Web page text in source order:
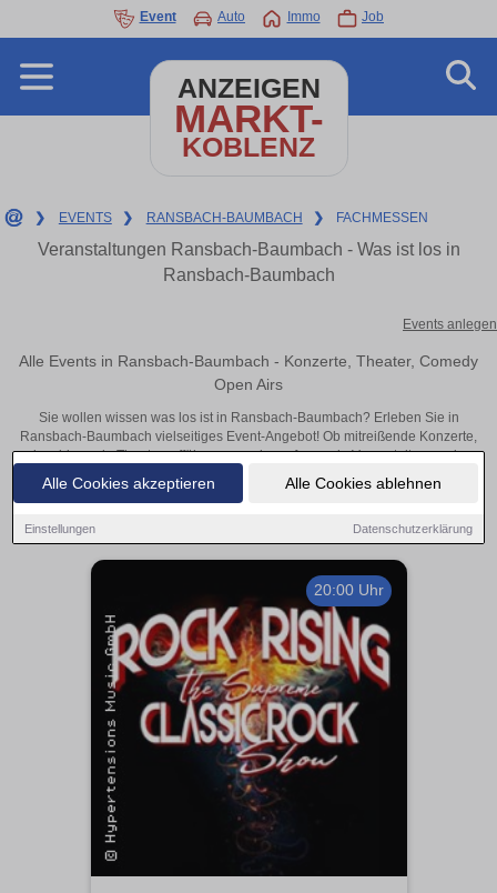
Alle Cookies akzeptieren Alle Cookies ablehnen
Einstellungen Datenschutzerklärung
Event Auto Immo Job
ANZEIGEN
MARKT-
KOBLENZ
❯ EVENTS ❯ RANSBACH-BAUMBACH ❯ FACHMESSEN
Veranstaltungen Ransbach-Baumbach - Was ist los in
Ransbach-Baumbach
Events anlegen
Alle Events in Ransbach-Baumbach - Konzerte, Theater, Comedy
Open Airs
Sie wollen wissen was los ist in Ransbach-Baumbach? Erleben Sie in
Ransbach-Baumbach vielseitiges Event-Angebot! Ob mitreißende Konzerte,
inspirierende Theateraufführungen oder aufregende Veranstaltungen in
Ransbach-Baumbach – hier finden alles im Überblick und Tickets.
20:00 Uhr